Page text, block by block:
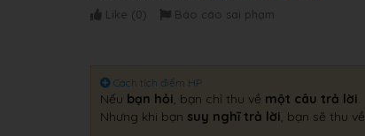
Like (0) Báo cáo sai phạm
Cách tích điểm HP
Nếu bạn hỏi, bạn chỉ thu về một câu trả lời.
Nhưng khi bạn suy nghĩ trả lời, bạn sẽ thu về